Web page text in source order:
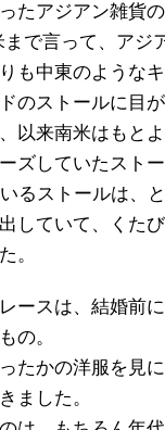
たアジアン雑貨
で言って、アジ
も中東のような
のストールに目
以来南米はもと
ズしていたストー
るストールは、
していて、くたび
。
ースは、結婚前
の。
たかの洋服を見
ました。